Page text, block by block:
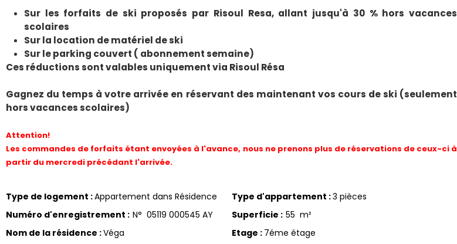
Sur les forfaits de ski proposés par Risoul Resa, allant jusqu'à 30 % hors vacances
scolaires
Sur la location de matériel de ski
Sur le parking couvert ( abonnement semaine)
Ces réductions sont valables uniquement via Risoul Résa
Gagnez du temps à votre arrivée en réservant des maintenant vos cours de ski (seulement
hors vacances scolaires)
Attention!
Les commandes de forfaits étant envoyées à l'avance, nous ne prenons plus de réservations de ceux-ci à
partir du mercredi précédant l'arrivée.
Type de logement :Appartement dans Résidence Type d'appartement :3 pièces
Numéro d'enregistrement : N° 05119 000545 AY Superficie : 55 m²
Nom de la résidence :Véga Etage : 7éme étage